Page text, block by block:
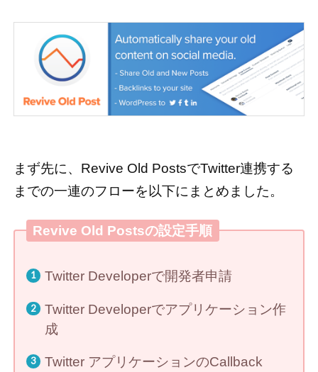
まず先に、Revive Old PostsでTwitter連携する
までの一連のフローを以下にまとめました。
Revive Old Postsの設定手順
Twitter Developerで開発者申請
Twitter Developerでアプリケーション作
成
Twitter アプリケーションのCallback